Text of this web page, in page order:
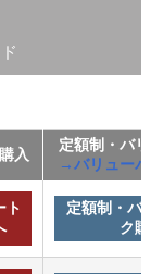
入
定額制・バリ
→バリューパ
ト
定額制・バリ
ク購